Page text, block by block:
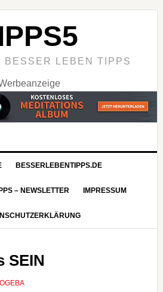
BESSER LEBEN TIPPS
BESSERLEBENTIPPS.DE
– NEWSLETTER IMPRESSUM
SEIN